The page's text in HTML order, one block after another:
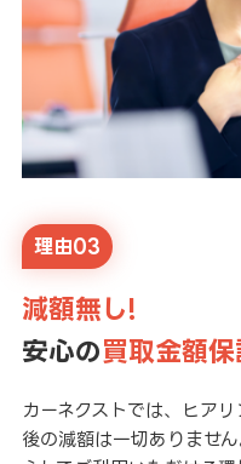
理由03
減額無し!
安心の買取金額保
カーネクストでは、ヒア
後の減額は一切ありませ